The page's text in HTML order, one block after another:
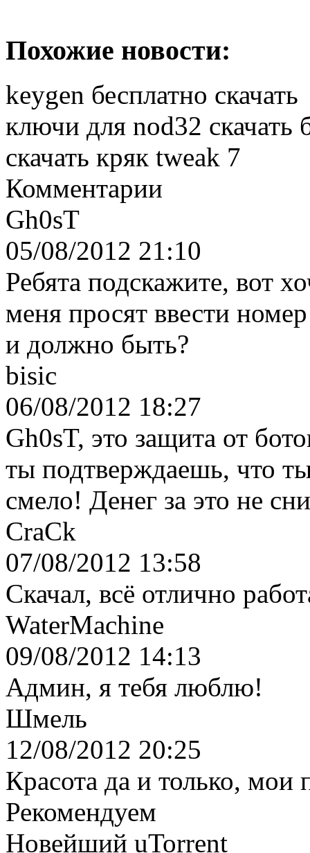
Похожие новости:
keygen бесплатно скачать
ключи для nod32 скачать
скачать кряк tweak 7
Комментарии
Gh0sT
05/08/2012 21:10
Ребята подскажите, вот
меня просят ввести
и должно быть?
bisic
06/08/2012 18:27
Gh0sT, это защита от
ты подтверждаешь, что
смело! Денег за это не
CraCk
07/08/2012 13:58
Скачал, всё отлично
WaterMachine
09/08/2012 14:13
Админ, я тебя люблю!
Шмель
12/08/2012 20:25
Красота да и только,
Рекомендуем
Новейший uTorrent